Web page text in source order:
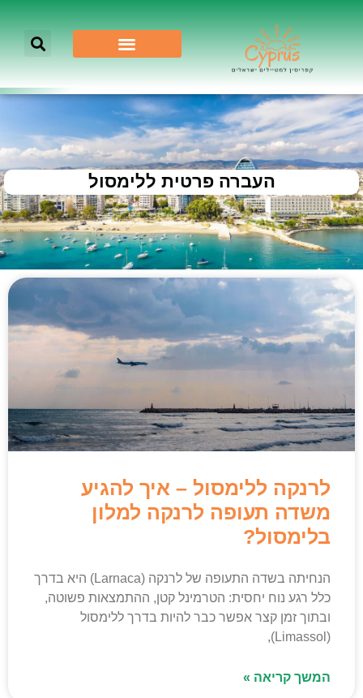
העברה פרטית ללימסול
לרנקה ללימסול – איך להגיע
משדה תעופה לרנקה למלון
בלימסול?
הנחיתה בשדה התעופה של לרנקה (Larnaca) היא בדרך
כלל רגע נוח יחסית: הטרמינל קטן, ההתמצאות פשוטה,
ובתוך זמן קצר אפשר כבר להיות בדרך ללימסול
(Limassol),
המשך קריאה »